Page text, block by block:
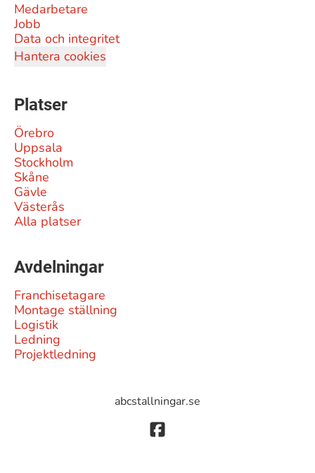
Medarbetare
Jobb
Data och integritet
Hantera cookies
Platser
Örebro
Uppsala
Stockholm
Skåne
Gävle
Västerås
Alla platser
Avdelningar
Franchisetagare
Montage ställning
Logistik
Ledning
Projektledning
abcstallningar.se